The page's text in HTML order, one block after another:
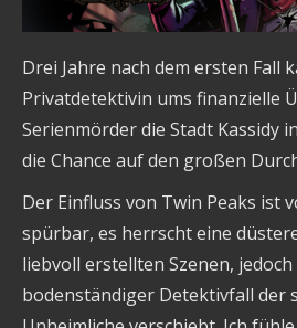
Drei Jahre nach dem ersten Fall
Privatdetektivin ums finanzielle
Serienmörder die Stadt Kassidy
die Chance auf den großen
Der Einfluss von Twin Peaks ist
spürbar, es herrscht eine
liebvoll erstellten Szenen,
bodenständiger Detektivfall der